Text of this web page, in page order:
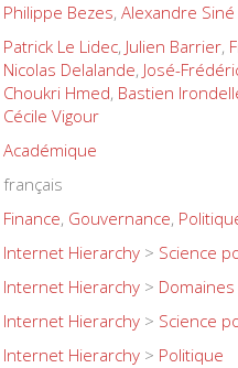
Philippe Bezes, Alexandre Siné
Patrick Le Lidec, Julien Barrier,
Nicolas Delalande, José-
Choukri Hmed, Bastien
Cécile Vigour
Académique
français
Finance, Gouvernance,
Internet Hierarchy > Science
Internet Hierarchy > Domaines
Internet Hierarchy > Science
Internet Hierarchy > Politique